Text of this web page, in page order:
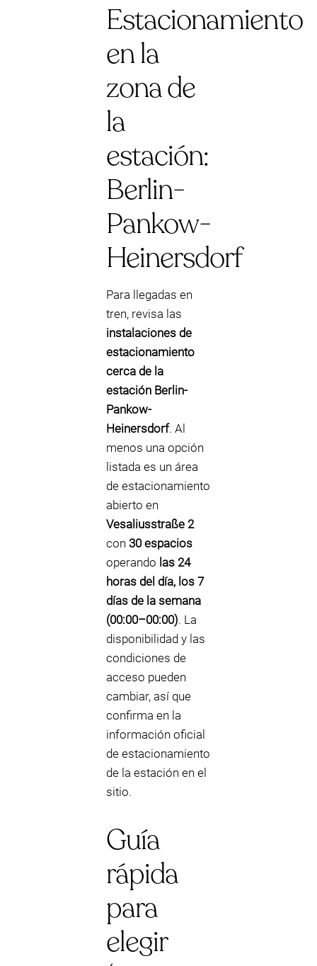
Estacionamiento
en la
zona de
la
estación:
Berlin-
Pankow-
Heinersdorf
Para llegadas en
tren, revisa las
instalaciones de
estacionamiento
cerca de la
estación Berlin-
Pankow-
Heinersdorf. Al
menos una opción
listada es un área
de estacionamiento
abierto en
Vesaliusstraße 2
con 30 espacios
operando las 24
horas del día, los 7
días de la semana
(00:00–00:00). La
disponibilidad y las
condiciones de
acceso pueden
cambiar, así que
confirma en la
información oficial
de estacionamiento
de la estación en el
sitio.
Guía
rápida
para
elegir